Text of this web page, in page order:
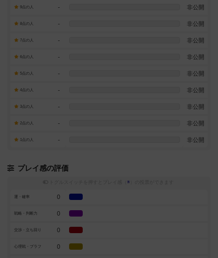
9点の人 - 非公開
8点の人 - 非公開
7点の人 - 非公開
6点の人 - 非公開
5点の人 - 非公開
4点の人 - 非公開
3点の人 - 非公開
2点の人 - 非公開
1点の人 - 非公開
プレイ感の評価
※
運・確率 0
戦略・判断力 0
交渉・立ち回り 0
心理戦・ブラフ 0